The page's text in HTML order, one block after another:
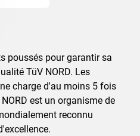
poussés pour garantir sa
TüV NORD. Les
charge d'au moins 5 fois
est un organisme de
reconnu